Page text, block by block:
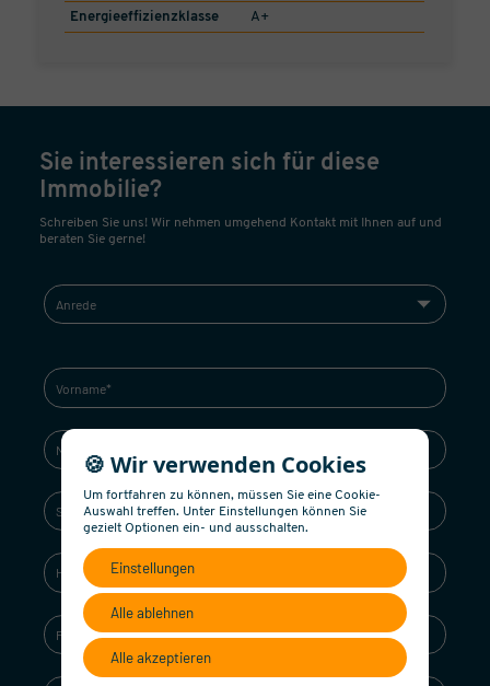
Energieeffizienzklasse A+
Sie interessieren sich für diese
Immobilie?
Schreiben Sie uns! Wir nehmen umgehend Kontakt mit Ihnen auf und
beraten Sie gerne!
🍪 Wir verwenden Cookies
Um fortfahren zu können, müssen Sie eine Cookie-
Auswahl treffen. Unter Einstellungen können Sie
gezielt Optionen ein- und ausschalten.
Einstellungen
Alle ablehnen
Alle akzeptieren